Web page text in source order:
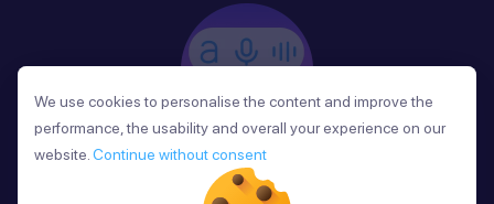
Phản Hồi
We use cookies to personalise the content and improve the
performance, the usability and overall your experience on our
website. Continue without consent
We use cookies to personalise the content and improve the
performance, the usability and overall your experience on our
website. Continue without consent